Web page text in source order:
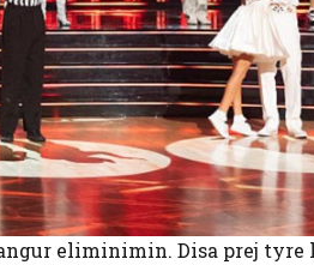
eliminimin. Disa prej tyre